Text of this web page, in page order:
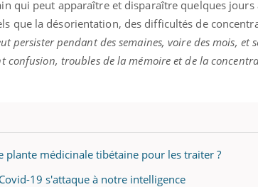
qui peut apparaître et disparaître quelques
que la désorientation, des difficultés de
persister pendant des semaines, voire des mois, et
troubles de la mémoire et de la
plante médicinale tibétaine pour les traiter ?
19 s'attaque à notre intelligence